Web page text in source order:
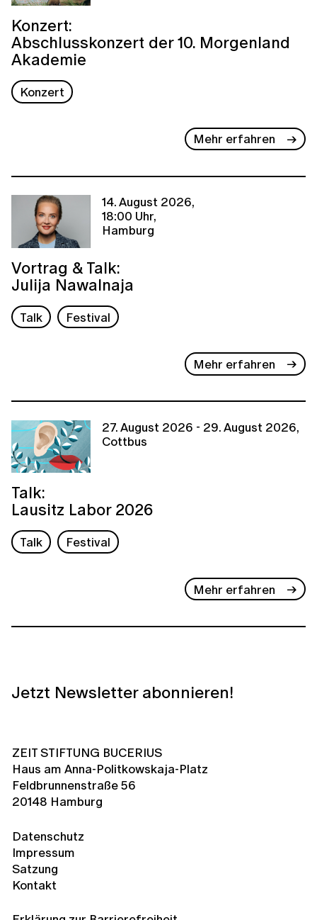
Konzert:
Abschlusskonzert der 10. Morgenland
Akademie
Konzert
Mehr erfahren
14. August 2026,
18:00 Uhr,
Hamburg
Vortrag & Talk:
Julija Nawalnaja
Talk Festival
Mehr erfahren
27. August 2026 - 29. August 2026,
Cottbus
Talk:
Lausitz Labor 2026
Talk Festival
Mehr erfahren
Jetzt Newsletter abonnieren!
ZEIT STIFTUNG BUCERIUS
Haus am Anna-Politkowskaja-Platz
Feldbrunnenstraße 56
20148 Hamburg
Datenschutz
Impressum
Satzung
Kontakt